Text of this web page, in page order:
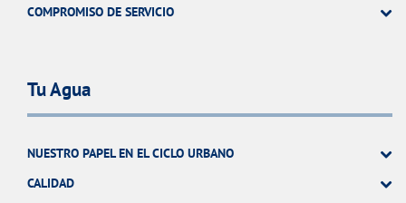
COMPROMISO DE SERVICIO
Tu Agua
NUESTRO PAPEL EN EL CICLO URBANO
CALIDAD